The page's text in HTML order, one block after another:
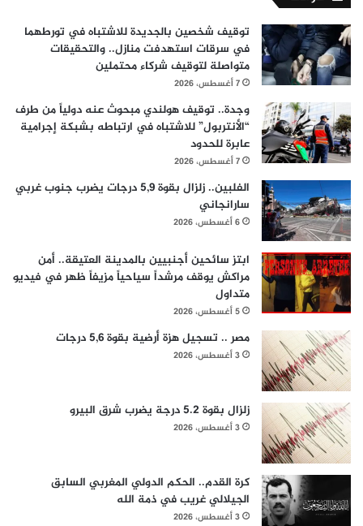
توقيف شخصين بالجديدة للاشتباه في تورطهما
في سرقات استهدفت منازل.. والتحقيقات
متواصلة لتوقيف شركاء محتملين
7 أغسطس، 2026
وجدة.. توقيف هولندي مبحوث عنه دولياً من طرف
“الأنتربول” للاشتباه في ارتباطه بشبكة إجرامية
عابرة للحدود
7 أغسطس، 2026
الفلبين.. زلزال بقوة 5,9 درجات يضرب جنوب غربي
سارانجاني
6 أغسطس، 2026
ابتز سائحين أجنبيين بالمدينة العتيقة.. أمن
مراكش يوقف مرشداً سياحياً مزيفاً ظهر في فيديو
متداول
5 أغسطس، 2026
مصر .. تسجيل هزة أرضية بقوة 5,6 درجات
3 أغسطس، 2026
زلزال بقوة 5.2 درجة يضرب شرق البيرو
3 أغسطس، 2026
كرة القدم.. الحكم الدولي المغربي السابق
الجيلالي غريب في ذمة الله
3 أغسطس، 2026